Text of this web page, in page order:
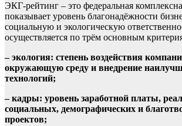
ЭКГ-рейтинг – это федеральная
показывает уровень благонадёжности
социальную и экологическую
осуществляется по трём основным
– экология: степень воздействия
окружающую среду и внедрение
технологий;
– кадры: уровень заработной платы,
социальных, демографических и
проектов;